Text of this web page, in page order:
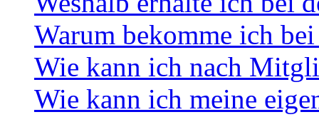
Warum bekomme ich
Wie kann ich nach
Wie kann ich meine